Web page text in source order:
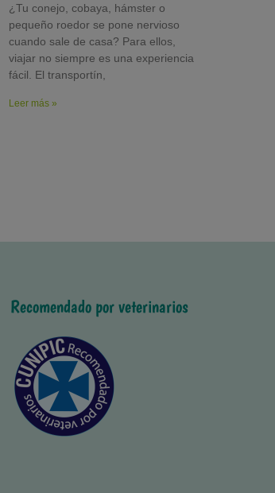
¿Tu conejo, cobaya, hámster o
pequeño roedor se pone nervioso
cuando sale de casa? Para ellos,
viajar no siempre es una experiencia
fácil. El transportín,
Leer más »
Recomendado por veterinarios